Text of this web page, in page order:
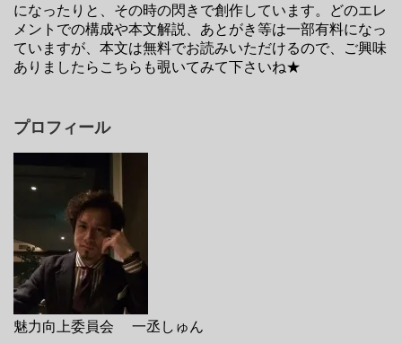
になったりと、その時の閃きで創作しています。どのエレ
メントでの構成や本文解説、あとがき等は一部有料になっ
ていますが、本文は無料でお読みいただけるので、ご興味
ありましたらこちらも覗いてみて下さいね★
プロフィール
魅力向上委員会 一丞しゅん